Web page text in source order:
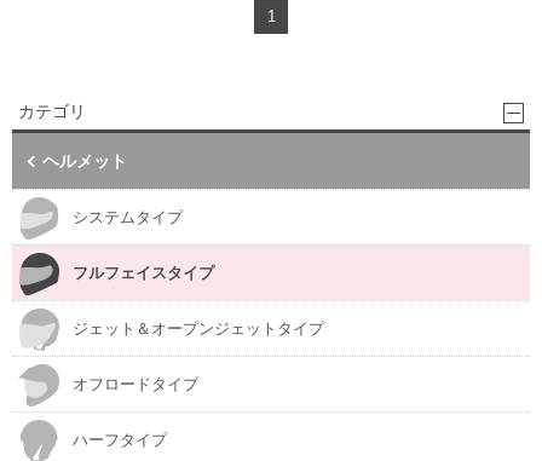
1
カテゴリ
ヘルメット
システムタイプ
フルフェイスタイプ
ジェット＆オープンジェットタイプ
オフロードタイプ
ハーフタイプ